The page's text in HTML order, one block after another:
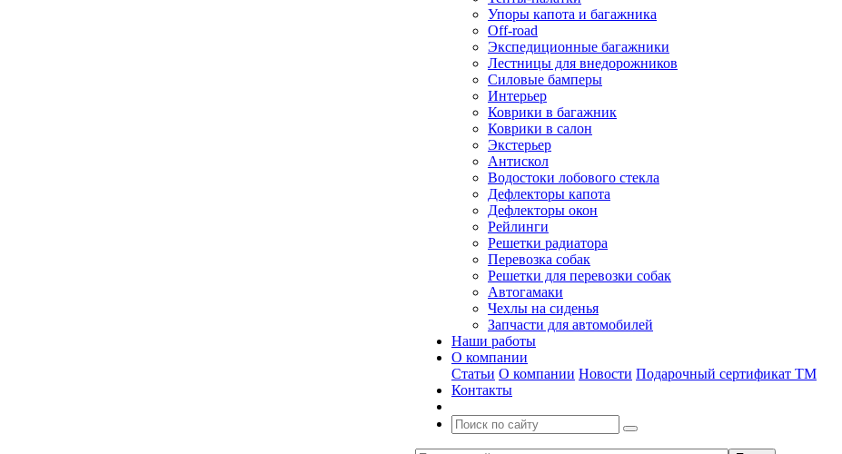
Упоры капота и багажника
Off-road
Экспедиционные багажники
Лестницы для внедорожников
Силовые бамперы
Интерьер
Коврики в багажник
Коврики в салон
Экстерьер
Антискол
Водостоки лобового стекла
Дефлекторы капота
Дефлекторы окон
Рейлинги
Решетки радиатора
Перевозка собак
Решетки для перевозки собак
Автогамаки
Чехлы на сиденья
Запчасти для автомобилей
Наши работы
О компании
Статьи О компании Новости Подарочный сертификат ТМ
Контакты